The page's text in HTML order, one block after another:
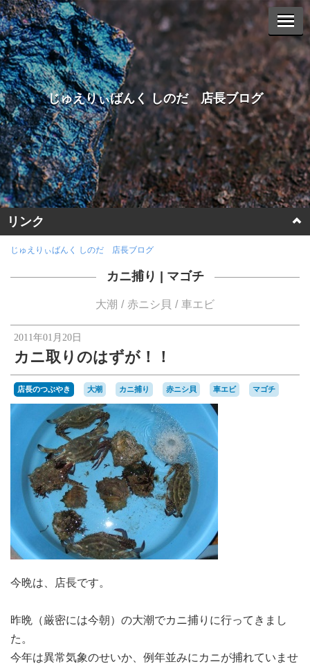
じゅえりぃばんく しのだ 店長ブログ
リンク
ホームページに戻る
ヤフーオークションへ
楽天オークションへ
じゅえりぃばんく しのだ 店長ブログ
カニ捕り マゴチ
大潮 赤ニシ貝 車エビ
2011年01月20日
カニ取りのはずが！！
店長のつぶやき 大潮 カニ捕り 赤ニシ貝 車エビ マゴチ
今晩は、店長です。
昨晩（厳密には今朝）の大潮でカニ捕りに行ってきまし
た。
今年は異常気象のせいか、例年並みにカニが捕れていませ